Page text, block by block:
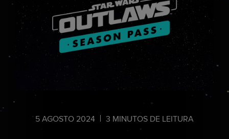
5AGOSTO 2024 3 MINUTOS DE LEITURA